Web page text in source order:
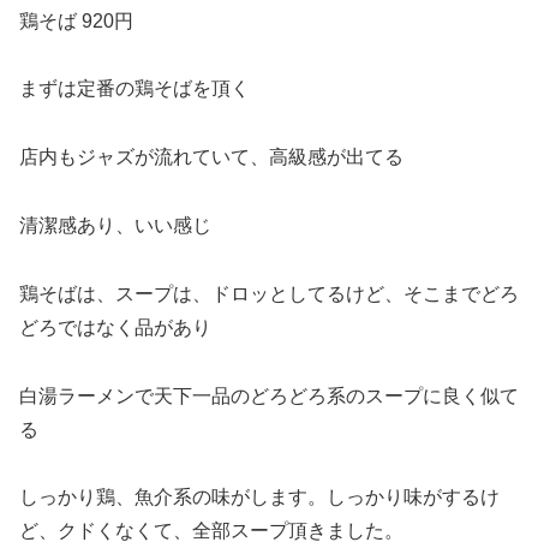
鶏そば 920円
まずは定番の鶏そばを頂く
店内もジャズが流れていて、高級感が出てる
清潔感あり、いい感じ
鶏そばは、スープは、ドロッとしてるけど、そこまでどろ
どろではなく品があり
白湯ラーメンで天下一品のどろどろ系のスープに良く似て
る
しっかり鶏、魚介系の味がします。しっかり味がするけ
ど、クドくなくて、全部スープ頂きました。